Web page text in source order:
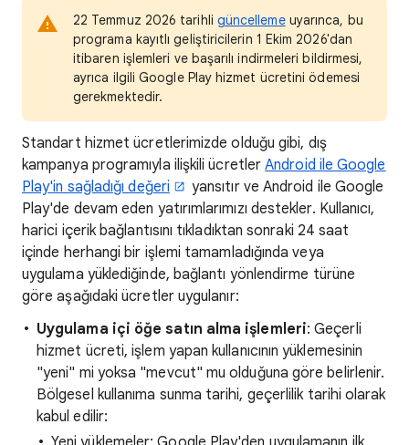
22 Temmuz 2026 tarihli güncellemeuyarınca, bu
programa kayıtlı geliştiricilerin 1 Ekim 2026'dan
itibaren işlemleri ve başarılı indirmeleri bildirmesi,
ayrıca ilgili Google Play hizmet ücretini ödemesi
gerekmektedir.
Standart hizmet ücretlerimizde olduğu gibi, dış
kampanya programıyla ilişkili ücretlerAndroid ile Google
Play'in sağladığı değeri
yansıtır ve Android ile Google
Play'de devam eden yatırımlarımızı destekler. Kullanıcı,
harici içerik bağlantısını tıkladıktan sonraki 24 saat
içinde herhangi bir işlemi tamamladığında veya
uygulama yüklediğinde, bağlantı yönlendirme türüne
göre aşağıdaki ücretler uygulanır:
Uygulama içi öğe satın alma işlemleri: Geçerli
hizmet ücreti, işlem yapan kullanıcının yüklemesinin
"yeni" mi yoksa "mevcut" mu olduğuna göre belirlenir.
Bölgesel kullanıma sunma tarihi, geçerlilik tarihi olarak
kabul edilir: